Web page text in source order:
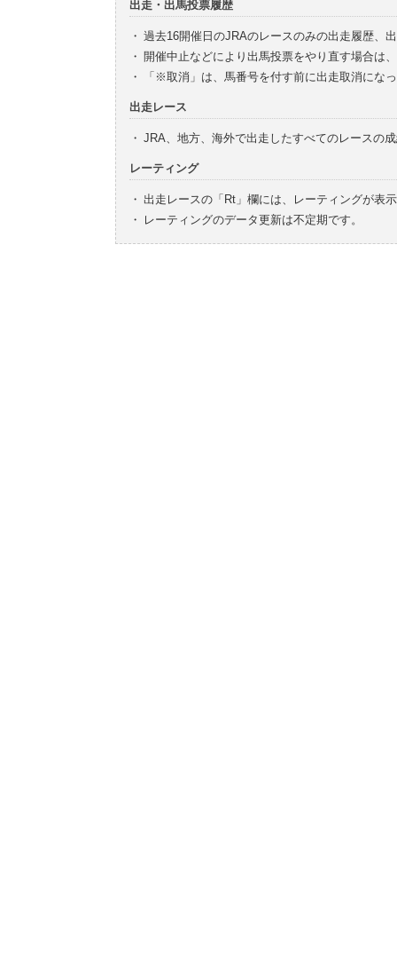
出走・出馬投票履歴
・ 過去16開催日のJRAのレースのみの出走履歴、
・ 開催中止などにより出馬投票をやり直す場合は
・
「※取消」は、馬番号を付す前に出走取消にな
出走レース
・ JRA、地方、海外で出走したすべてのレースの
レーティング
・ 出走レースの「Rt」欄には、レーティングが表
・
レーティングのデータ更新は不定期です。